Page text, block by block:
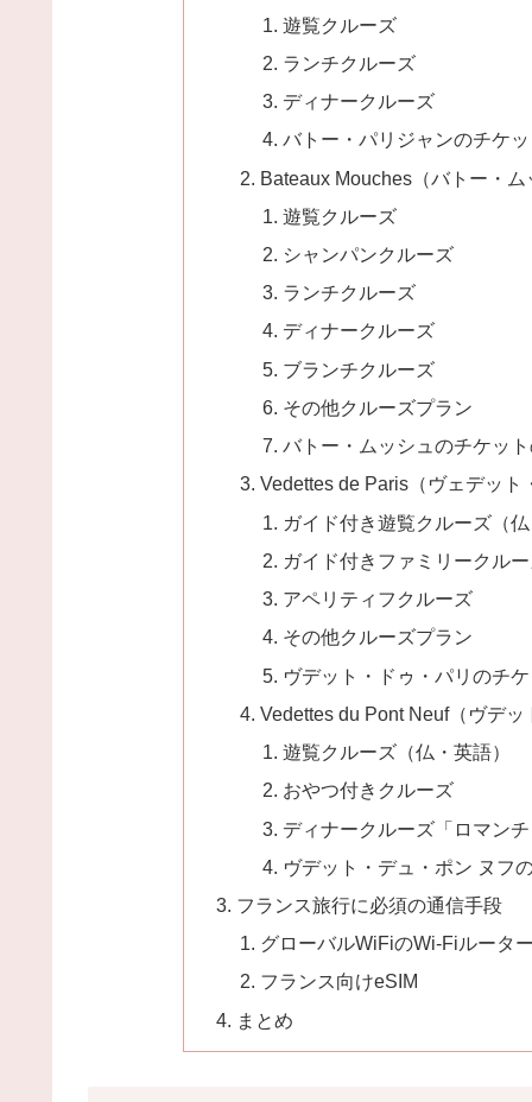
遊覧クルーズ
ランチクルーズ
ディナークルーズ
バトー・パリジャンのチケ
Bateaux Mouches（バトー・ム
遊覧クルーズ
シャンパンクルーズ
ランチクルーズ
ディナークルーズ
ブランチクルーズ
その他クルーズプラン
バトー・ムッシュのチケッ
Vedettes de Paris（ヴェデット
ガイド付き遊覧クルーズ（
ガイド付きファミリークル
アペリティフクルーズ
その他クルーズプラン
ヴデット・ドゥ・パリのチ
Vedettes du Pont Neuf（ヴデ
遊覧クルーズ（仏・英語）
おやつ付きクルーズ
ディナークルーズ「ロマン
ヴデット・デュ・ポン ヌフ
フランス旅行に必須の通信手段
グローバルWiFiのWi-Fiルータ
フランス向けeSIM
まとめ